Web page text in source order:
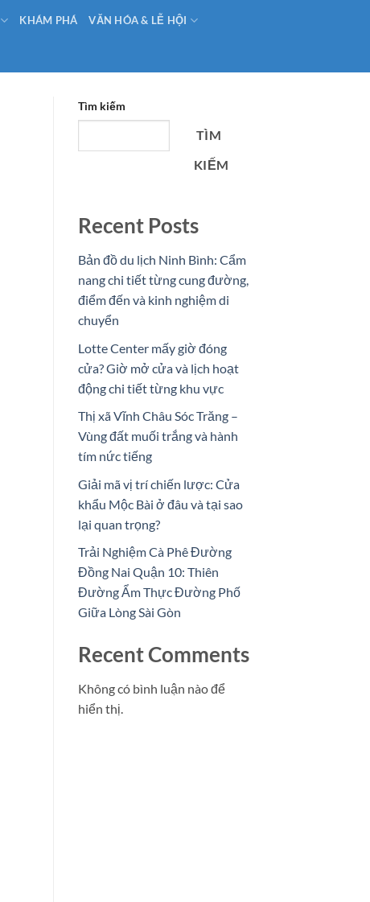
KHÁM PHÁ VĂN HÓA & LỄ HỘI
Tìm kiếm
TÌM
KIẾM
Recent Posts
Bản đồ du lịch Ninh Bình: Cẩm
nang chi tiết từng cung đường,
điểm đến và kinh nghiệm di
chuyển
Lotte Center mấy giờ đóng
cửa? Giờ mở cửa và lịch hoạt
động chi tiết từng khu vực
Thị xã Vĩnh Châu Sóc Trăng –
Vùng đất muối trắng và hành
tím nức tiếng
Giải mã vị trí chiến lược: Cửa
khẩu Mộc Bài ở đâu và tại sao
lại quan trọng?
Trải Nghiệm Cà Phê Đường
Đồng Nai Quận 10: Thiên
Đường Ẩm Thực Đường Phố
Giữa Lòng Sài Gòn
Recent Comments
Không có bình luận nào để
hiển thị.